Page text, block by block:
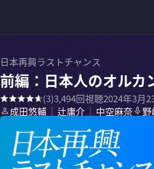
日本再興ラストチャンス
前編：日本人のオルカ
(3)3,494回視聴2024年3月
成田悠輔 ｜ 辻庸介 ｜ 中空麻奈